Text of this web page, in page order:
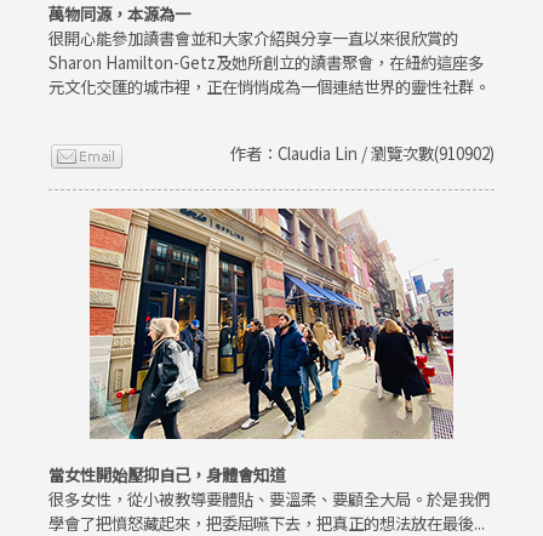
萬物同源，本源為一
很開心能參加讀書會並和大家介紹與分享一直以來很欣賞的
Sharon Hamilton-Getz及她所創立的讀書聚會，在紐約這座多
元文化交匯的城市裡，正在悄悄成為一個連結世界的靈性社群。
作者：Claudia Lin / 瀏覽次數(910902)
當女性開始壓抑自己，身體會知道
很多女性，從小被教導要體貼、要溫柔、要顧全大局。於是我們
學會了把憤怒藏起來，把委屈嚥下去，把真正的想法放在最後...